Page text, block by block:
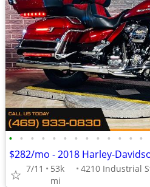
• • • • • • • • • • • • •
7/11
53k
mi